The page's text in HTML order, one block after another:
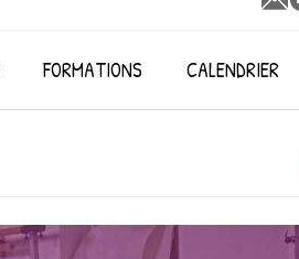
FORMATIONS CALENDRIER